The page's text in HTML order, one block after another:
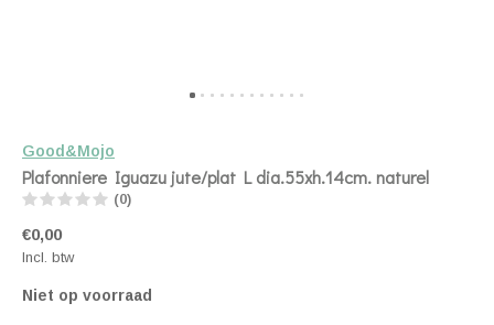
Good&Mojo
Plafonniere Iguazu jute/plat L dia.55xh.14cm. naturel
(0)
€0,00
Incl. btw
Niet op voorraad